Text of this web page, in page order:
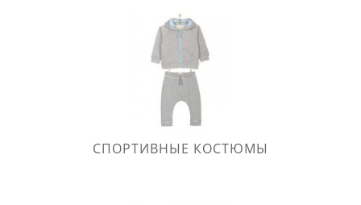
СПОРТИВНЫЕ КОСТЮМЫ